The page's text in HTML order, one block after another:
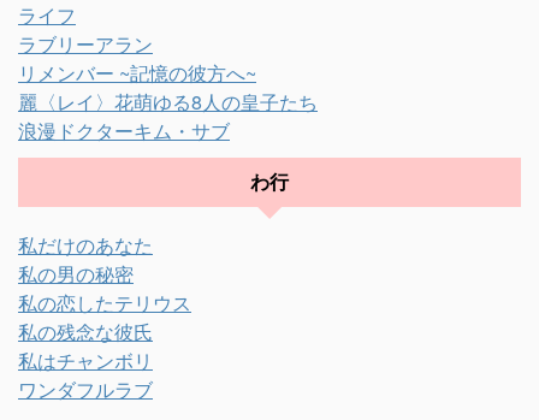
ライフ
ラブリーアラン
リメンバー ~記憶の彼方へ~
麗〈レイ〉花萌ゆる8人の皇子たち
浪漫ドクターキム・サブ
わ行
私だけのあなた
私の男の秘密
私の恋したテリウス
私の残念な彼氏
私はチャンボリ
ワンダフルラブ